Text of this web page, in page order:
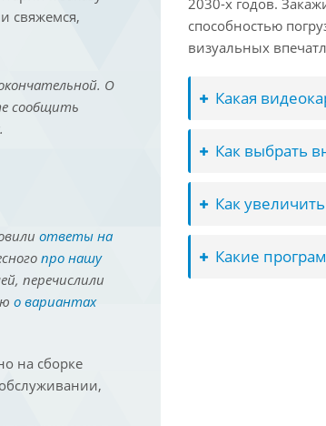
свяжемся,
О
сообщить
ответы на
про нашу
перечислили
о вариантах
на сборке
2030-х годов.
способностью
визуальных
Какая
Как выбрать
Как
Какие